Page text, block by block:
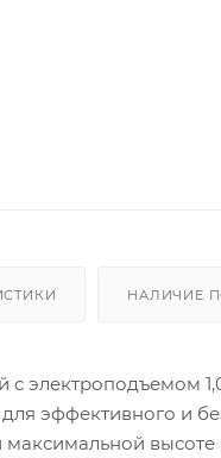
НАЛИЧИЕ
электроподъемом
эффективного и
максимальной